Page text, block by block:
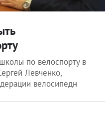
по велоспорту в
Левченко,
велосипедн